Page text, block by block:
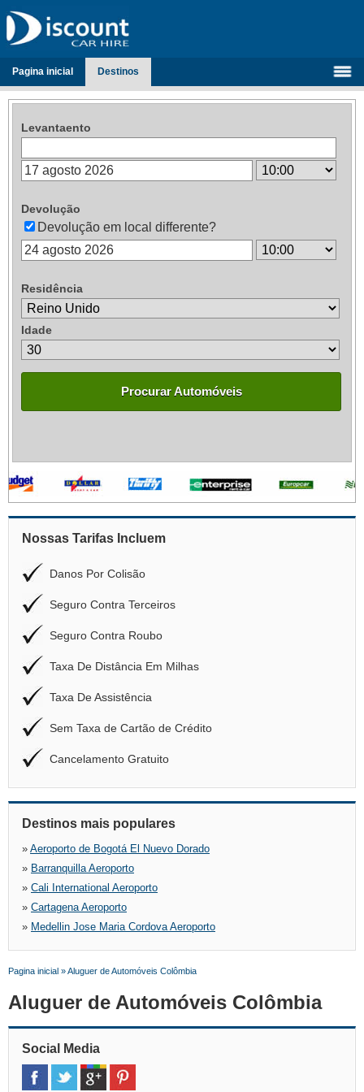
Pagina inicial Destinos
Levantaento
Devolução
Devolução em local differente?
Residência
Idade
Procurar Automóveis
Nossas Tarifas Incluem
Danos Por Colisão
Seguro Contra Terceiros
Seguro Contra Roubo
Taxa De Distância Em Milhas
Taxa De Assistência
Sem Taxa de Cartão de Crédito
Cancelamento Gratuito
Destinos mais populares
» Aeroporto de Bogotá El Nuevo Dorado
» Barranquilla Aeroporto
» Cali International Aeroporto
» Cartagena Aeroporto
» Medellin Jose Maria Cordova Aeroporto
Pagina inicial »Aluguer de Automóveis Colômbia
Aluguer de Automóveis Colômbia
Social Media